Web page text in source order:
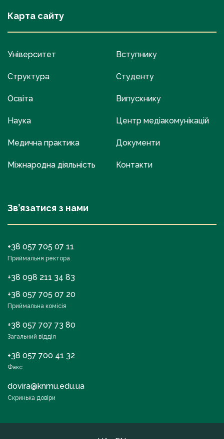
Карта сайту
Університет
Структура
Освіта
Наука
Медична практика
Міжнародна діяльність
Вступнику
Студенту
Випускнику
Центр медіакомунікацій
Документи
Контакти
Зв’язатися з нами
+38 057 705 07 11
Приймальня ректора
+38 098 211 34 83
+38 057 705 07 20
Приймальна комісія
+38 057 707 73 80
Загальний відділ
+38 057 700 41 32
Факс
dovira@knmu.edu.ua
Скринька довіри